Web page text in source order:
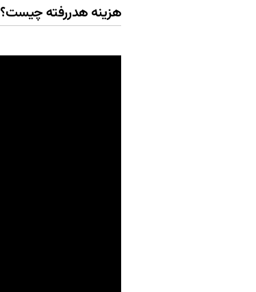
هزینه هدررفته چیست؟